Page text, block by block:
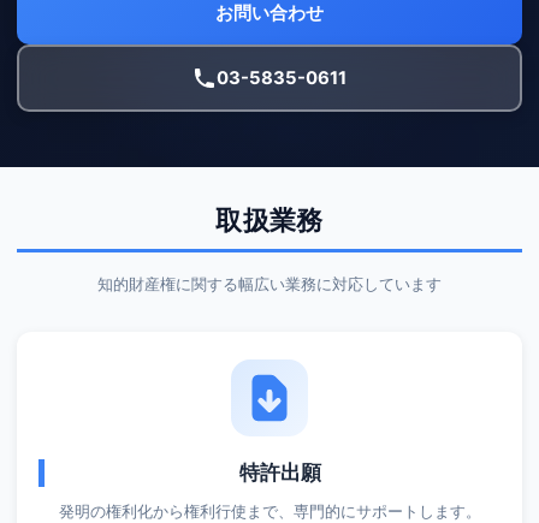
お問い合わせ
03-5835-0611
取扱業務
知的財産権に関する幅広い業務に対応しています
特許出願
発明の権利化から権利行使まで、専門的にサポートします。